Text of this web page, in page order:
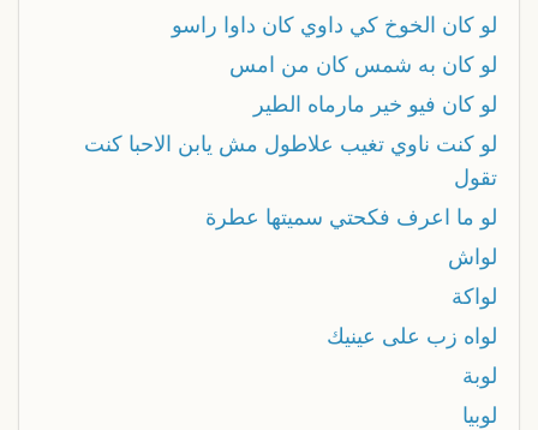
لو كان الخوخ كي داوي كان داوا راسو
لو كان به شمس كان من امس
لو كان فيو خير مارماه الطير
لو كنت ناوي تغيب علاطول مش يابن الاحبا كنت
تقول
لو ما اعرف فكحتي سميتها عطرة
لواش
لواكة
لواه زب على عينيك
لوبة
لوبيا